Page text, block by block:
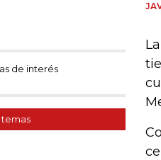
de interés
temas